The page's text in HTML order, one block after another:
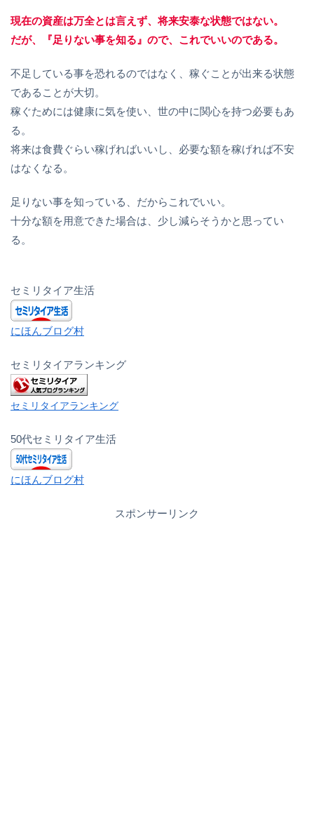
現在の資産は万全とは言えず、将来安泰な状態ではない。
だが、『足りない事を知る』ので、これでいいのである。
不足している事を恐れるのではなく、稼ぐことが出来る状態
であることが大切。
稼ぐためには健康に気を使い、世の中に関心を持つ必要もあ
る。
将来は食費ぐらい稼げればいいし、必要な額を稼げれば不安
はなくなる。
足りない事を知っている、だからこれでいい。
十分な額を用意できた場合は、少し減らそうかと思ってい
る。
セミリタイア生活
にほんブログ村
セミリタイアランキング
セミリタイアランキング
50代セミリタイア生活
にほんブログ村
スポンサーリンク